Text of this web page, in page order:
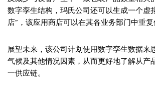
数字孪生结构，玛氏公司还可以生成一个虚
店”，该应用商店可以在其各业务部门中重复
展望未来，该公司计划使用数字孪生数据来
气候及其他情况因素，从而更好地了解从产
一供应链。